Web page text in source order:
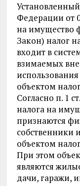
Федерации от
на имущество
Закон) налог
входит в
взимаемых
объектом
Согласно п. 1
налога на
признаются
собственники
объектом
При этом
являются
дачи, гаражи,